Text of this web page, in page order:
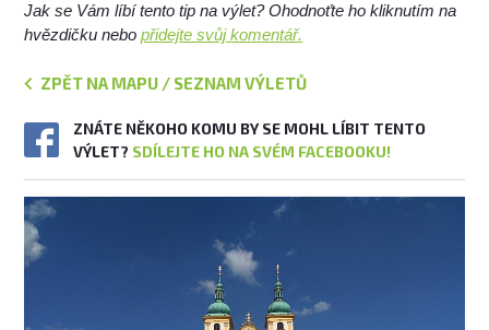
Jak se Vám líbí tento tip na výlet? Ohodnoťte ho kliknutím na
hvězdičku nebopřidejte svůj komentář.
ZPĚT NA MAPU / SEZNAM VÝLETŮ
ZNÁTE NĚKOHO KOMU BY SE MOHL LÍBIT TENTO
VÝLET? SDÍLEJTE HO NA SVÉM FACEBOOKU!